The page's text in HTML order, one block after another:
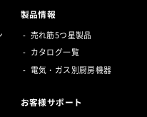
製品情報
売れ筋5つ星製品
カタログ一覧
電気・ガス別厨房機器
お客様サポート